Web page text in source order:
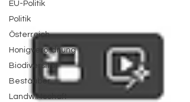
EU-Politik
Politik
Österreich
Honigverordnung
Biodiversität
Bestäuber
Landwirtschaft